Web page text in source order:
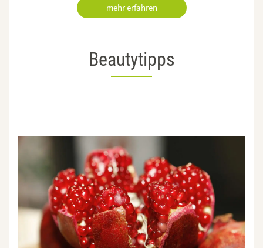
mehr erfahren
Beautytipps